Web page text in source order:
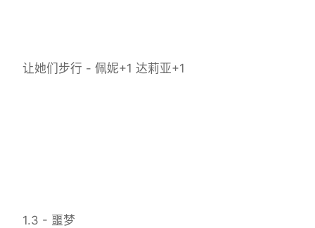
让她们步行 - 佩妮+1 达莉亚+1
1.3 - 噩梦